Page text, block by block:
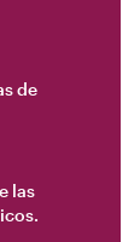
de
las